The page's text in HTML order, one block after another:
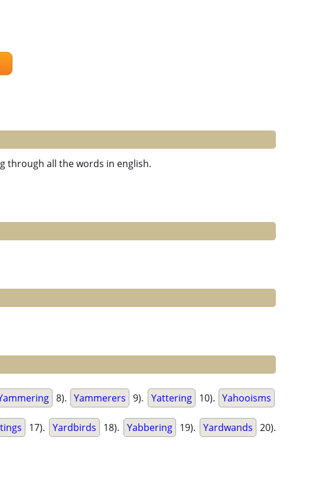
through all the words in english.
8). Yammerers 9). Yattering 10). Yahooisms
17). Yardbirds 18). Yabbering 19). Yardwands 20).